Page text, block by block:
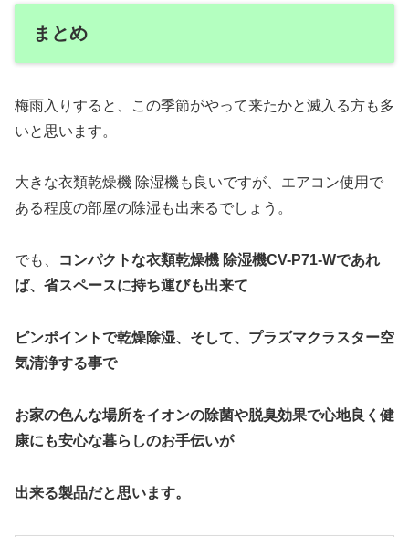
まとめ
梅雨入りすると、この季節がやって来たかと滅入る方も多
いと思います。
大きな衣類乾燥機 除湿機も良いですが、エアコン使用で
ある程度の部屋の除湿も出来るでしょう。
でも、
コンパクトな衣類乾燥機 除湿機CV-P71-Wであれ
ば、省スペースに持ち運びも出来て
ピンポイントで乾燥除湿、そして、プラズマクラスター空
気清浄する事で
お家の色んな場所をイオンの除菌や脱臭効果で心地良く健
康にも安心な暮らしのお手伝いが
出来る製品だと思います。